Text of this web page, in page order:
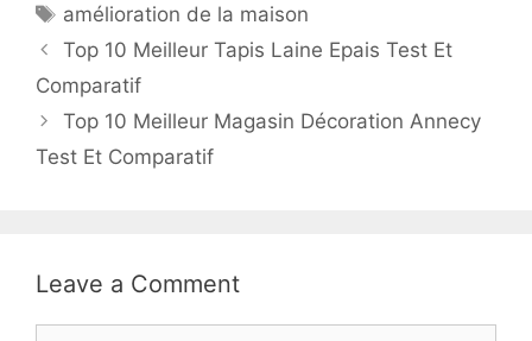
amélioration de la maison
Top 10 Meilleur Tapis Laine Epais Test Et
Comparatif
Top 10 Meilleur Magasin Décoration Annecy
Test Et Comparatif
Leave a Comment